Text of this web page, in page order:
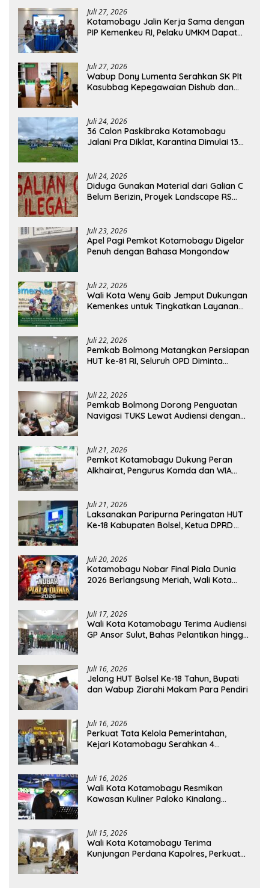
Juli 27, 2026
Kotamobagu Jalin Kerja Sama dengan
PIP Kemenkeu RI, Pelaku UMKM Dapat
Juli 27, 2026
Wabup Dony Lumenta Serahkan SK Plt
Kasubbag Kepegawaian Dishub dan
Juli 24, 2026
36 Calon Paskibraka Kotamobagu
Jalani Pra Diklat, Karantina Dimulai 13
Juli 24, 2026
Diduga Gunakan Material dari Galian C
Belum Berizin, Proyek Landscape RS
Juli 23, 2026
Apel Pagi Pemkot Kotamobagu Digelar
Penuh dengan Bahasa Mongondow
Juli 22, 2026
Wali Kota Weny Gaib Jemput Dukungan
Kemenkes untuk Tingkatkan Layanan
Juli 22, 2026
Pemkab Bolmong Matangkan Persiapan
HUT ke-81 RI, Seluruh OPD Diminta
Juli 22, 2026
Pemkab Bolmong Dorong Penguatan
Navigasi TUKS Lewat Audiensi dengan
Juli 21, 2026
Pemkot Kotamobagu Dukung Peran
Alkhairat, Pengurus Komda dan WIA
Juli 21, 2026
Laksanakan Paripurna Peringatan HUT
Ke-18 Kabupaten Bolsel, Ketua DPRD
Juli 20, 2026
Kotamobagu Nobar Final Piala Dunia
2026 Berlangsung Meriah, Wali Kota
Juli 17, 2026
Wali Kota Kotamobagu Terima Audiensi
GP Ansor Sulut, Bahas Pelantikan hingga
Juli 16, 2026
Jelang HUT Bolsel Ke-18 Tahun, Bupati
dan Wabup Ziarahi Makam Para Pendiri
Juli 16, 2026
Perkuat Tata Kelola Pemerintahan,
Kejari Kotamobagu Serahkan 4
Juli 16, 2026
Wali Kota Kotamobagu Resmikan
Kawasan Kuliner Paloko Kinalang
Juli 15, 2026
Wali Kota Kotamobagu Terima
Kunjungan Perdana Kapolres, Perkuat